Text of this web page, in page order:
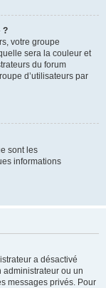
?
votre groupe
sera la couleur et
du forum
d’utilisateurs par
sont les
informations
a désactivé
administrateur ou un
messages privés. Pour